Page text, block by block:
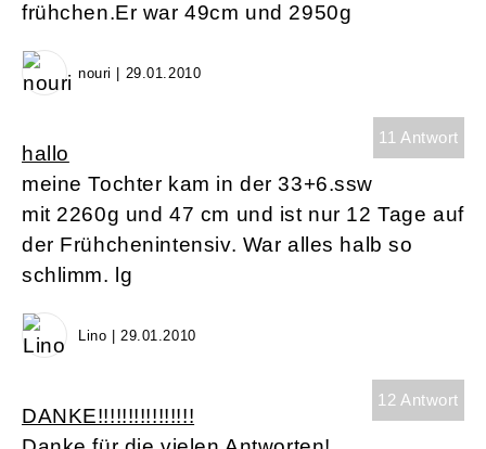
frühchen.Er war 49cm und 2950g
nouri | 29.01.2010
11 Antwort
hallo
meine Tochter kam in der 33+6.ssw
mit 2260g und 47 cm und ist nur 12 Tage auf
der Frühchenintensiv. War alles halb so
schlimm. lg
Lino | 29.01.2010
12 Antwort
DANKE!!!!!!!!!!!!!!!!